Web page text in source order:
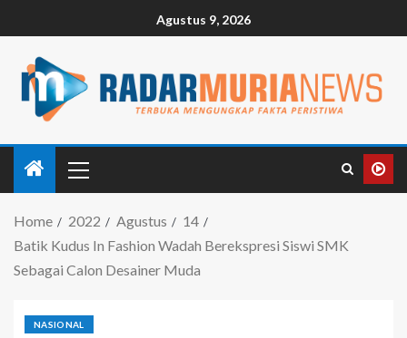
Agustus 9, 2026
Home 2022 Agustus
14
Batik Kudus In Fashion Wadah Berekspresi Siswi SMK
Sebagai Calon Desainer Muda
NASIONAL